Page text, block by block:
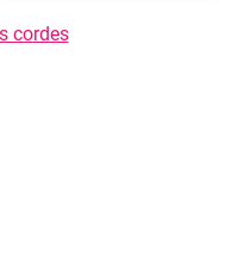
cordes